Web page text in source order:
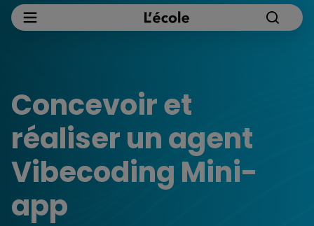
Concevoir et
réaliser un agent
Vibecoding Mini-
app